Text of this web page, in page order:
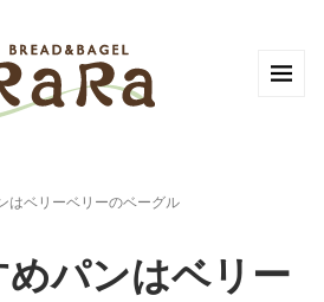
はベリーベリーのベーグル
パンはベリー